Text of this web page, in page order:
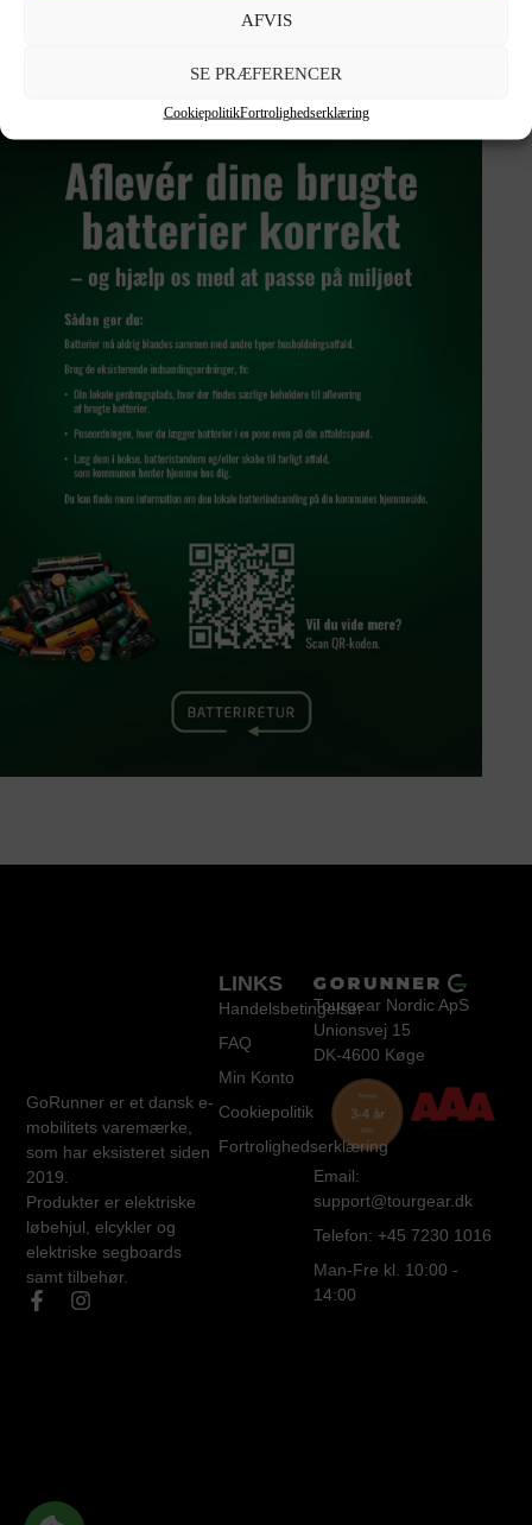
AFVIS
SE PRÆFERENCER
CookiepolitikFortrolighedserklæring
GoRunner er et dansk e-
mobilitets varemærke,
som har eksisteret siden
2019.
Produkter er elektriske
løbehjul, elcykler og
elektriske segboards
samt tilbehør.
LINKS
Handelsbetingelser
FAQ
Min Konto
Cookiepolitik
Fortrolighedserklæring
Tourgear Nordic ApS
Unionsvej 15
DK-4600 Køge
Email:
support@tourgear.dk
Telefon: +45 7230 1016
Man-Fre kl. 10:00 -
14:00